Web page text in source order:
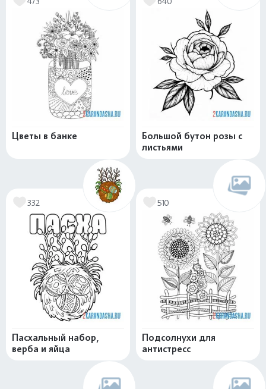
Цветы в банке
Большой бутон розы с
листьями
332
Пасхальный набор,
верба и яйца
510
Подсолнухи для
антистресс